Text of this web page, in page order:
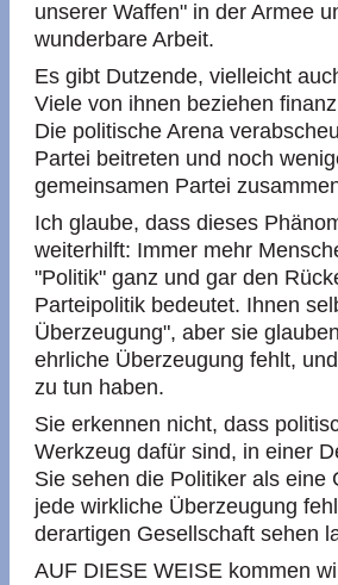
unserer Waffen" in der Armee
wunderbare Arbeit.
Es gibt Dutzende, vielleicht
Viele von ihnen beziehen
Die politische Arena
Partei beitreten und noch
gemeinsamen Partei
Ich glaube, dass dieses
weiterhilft: Immer mehr
"Politik" ganz und gar den
Parteipolitik bedeutet. Ihnen
Überzeugung", aber sie
ehrliche Überzeugung fehlt,
zu tun haben.
Sie erkennen nicht, dass
Werkzeug dafür sind, in einer
Sie sehen die Politiker als eine
jede wirkliche Überzeugung
derartigen Gesellschaft sehen
AUF DIESE WEISE kommen